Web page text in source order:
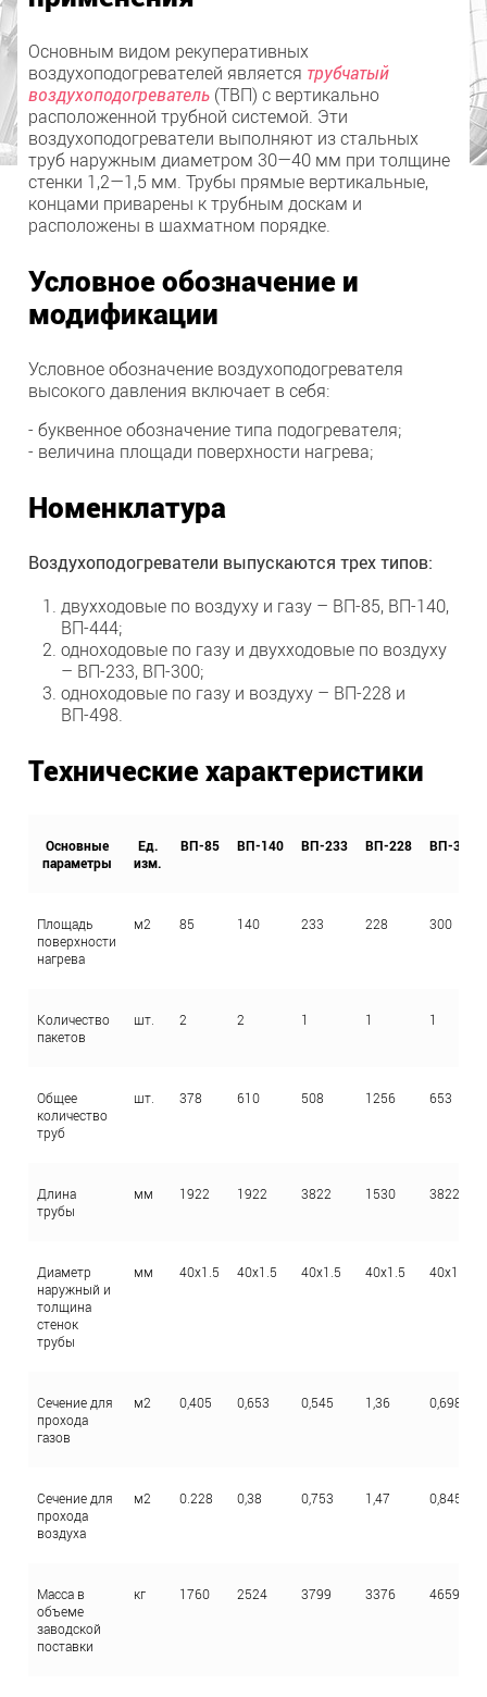
Основным видом рекуператив­ных
воздухоподогревателей являет­ся трубчатый
воздухоподогреватель (ТВП) с вертикально
расположен­ной трубной системой. Эти
воздухоподогреватели выполня­ют из стальных
труб наружным ди­аметром 30—40 мм при толщине
стенки 1,2—1,5 мм. Трубы прямые вертикальные,
концами приварены к трубным доскам и
расположены в шахматном порядке.
Условное обозначение и
модификации
Условное обозначение воздухоподогревателя
высокого давления включает в себя:
- буквенное обозначение типа подогревателя;
- величина площади поверхности нагрева;
Номенклатура
Воздухоподогреватели выпускаются трех типов:
двухходовые по воздуху и газу – ВП-85, ВП-140,
ВП-444;
одноходовые по газу и двухходовые по воздуху
– ВП-233, ВП-300;
одноходовые по газу и воздуху – ВП-228 и
ВП-498.
Технические характеристики
Основные
параметры
Ед.
изм.
ВП-85 ВП-140 ВП-233 ВП-228 ВП-300
Площадь
поверхности
нагрева
м2 85 140 233 228 300
Количество
пакетов
шт. 2 2 1 1 1
Общее
количество
труб
шт. 378 610 508 1256 653
Длина
трубы
мм 1922 1922 3822 1530 3822
Диаметр
наружный и
толщина
стенок
трубы
мм 40x1.5 40x1.5 40x1.5 40x1.5 40x1.5
Сечение для
прохода
газов
м2 0,405 0,653 0,545 1,36 0,698
Сечение для
прохода
воздуха
м2 0.228 0,38 0,753 1,47 0,845
Масса в
объеме
заводской
поставки
кг 1760 2524 3799 3376 4659